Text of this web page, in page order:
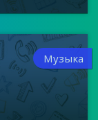
Музыка